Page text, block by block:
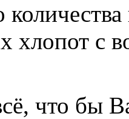
хлопот с
что бы